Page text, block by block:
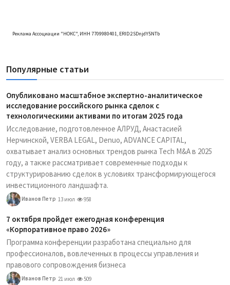
Реклама Ассоциации "НОКС", ИНН 7709980401, ERID:2SDnjdY5NTb
Популярные статьи
Опубликовано масштабное экспертно-аналитическое
исследование российского рынка сделок с
технологическими активами по итогам 2025 года
Исследование, подготовленное АЛРУД, Анастасией
Нерчинской, VERBA LEGAL, Denuo, ADVANCE CAPITAL,
охватывает анализ основных трендов рынка Tech M&A в 2025
году, а также рассматривает современные подходы к
структурированию сделок в условиях трансформирующегося
инвестиционного ландшафта.
Иванов Петр 13 июл 958
7 октября пройдет ежегодная конференция
«Корпоративное право 2026»
Программа конференции разработана специально для
профессионалов, вовлеченных в процессы управления и
правового сопровождения бизнеса
Иванов Петр 21 июл 509